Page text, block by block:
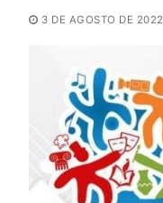
3 DE AGOSTO DE 2022